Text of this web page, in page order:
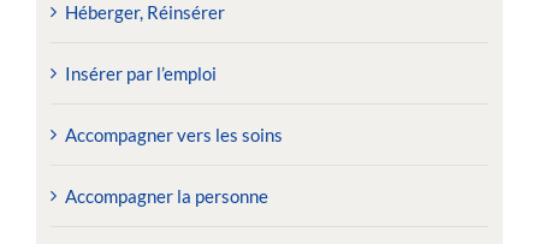
Héberger, Réinsérer
Insérer par l’emploi
Accompagner vers les soins
Accompagner la personne